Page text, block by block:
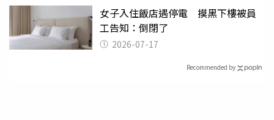
女子入住飯店遇停電 摸黑下樓被員
工告知：倒閉了
2026-07-17
Recommended by